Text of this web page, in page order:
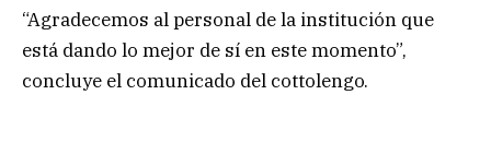
“Agradecemos al personal de la institución que
está dando lo mejor de sí en este momento”,
concluye el comunicado del cottolengo.